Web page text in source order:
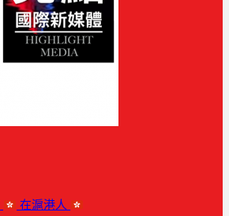
在滬港人